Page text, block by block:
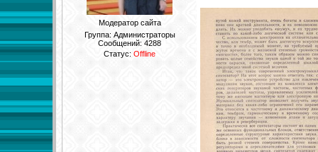
Модератор сайта
Группа: Администраторы
Сообщений:4288
Статус:Offline